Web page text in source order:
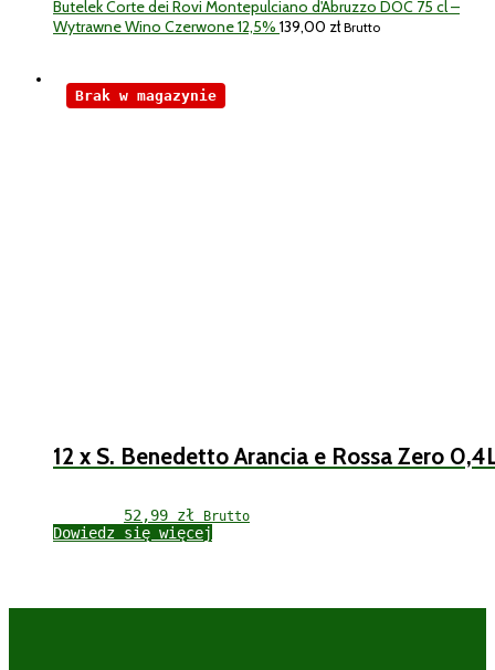
Butelek Corte dei Rovi Montepulciano d'Abruzzo DOC 75 cl –
Wytrawne Wino Czerwone 12,5% 139,00 zł Brutto
12 x S. Benedetto Arancia e Rossa Zero
52,99 zł Brutto
Dowiedz się więcej
Brak w magazynie